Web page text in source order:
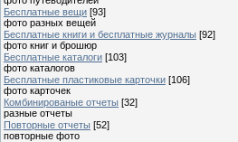
Бесплатные вещи [93]
фото разных вещей
Бесплатные книги и бесплатные журналы [92]
фото книг и брошюр
Бесплатные каталоги [103]
фото каталогов
Бесплатные пластиковые карточки [106]
фото карточек
Комбинированые отчеты [32]
разные отчеты
Повторные отчеты [52]
повторные фото